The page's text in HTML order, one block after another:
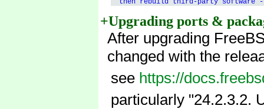
+Upgrading ports &
After upgrading
changed with the
see https://
particularly "24.2.3.2.